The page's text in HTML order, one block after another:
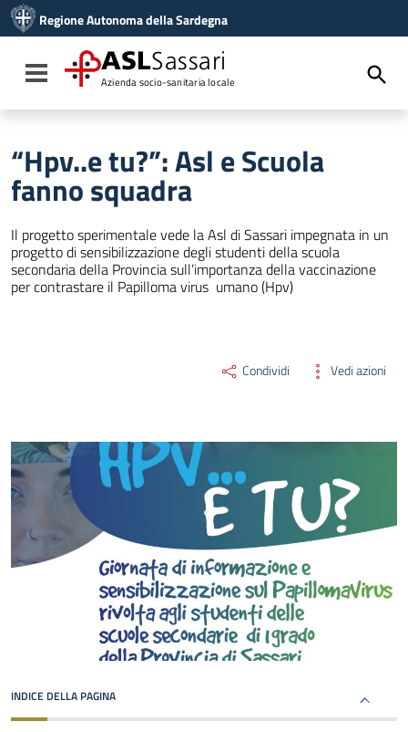
Vai al menu di navigazione
Vai al footer
Regione Autonoma della Sardegna
Toggle navigation
ASLSassari
Azienda socio-sanitaria locale
“Hpv..e tu?”: Asl e Scuola
fanno squadra
Il progetto sperimentale vede la Asl di Sassari impegnata in un
progetto di sensibilizzazione degli studenti della scuola
secondaria della Provincia sull’importanza della vaccinazione
per contrastare il Papilloma virus umano (Hpv)
Condividi Vedi azioni
INDICE DELLA PAGINA